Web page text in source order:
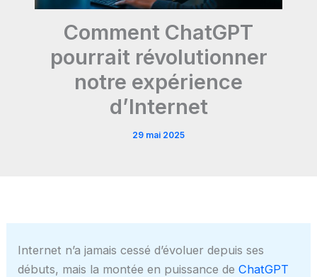
Comment ChatGPT
pourrait révolutionner
notre expérience
d’Internet
29 mai 2025
Internet n’a jamais cessé d’évoluer depuis ses
débuts, mais la montée en puissance deChatGPT